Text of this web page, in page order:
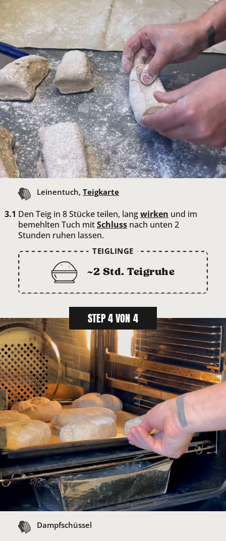
Leinentuch, Teigkarte
Den Teig in 8 Stücke teilen, langwirken und im
bemehlten Tuch mitSchluss nach unten 2
Stunden ruhen lassen.
TEIGLINGE
~2 Std. Teigruhe
STEP 4 VON 4
Dampfschüssel